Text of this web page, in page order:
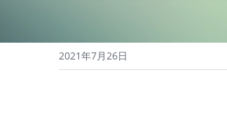
2021年7月26日